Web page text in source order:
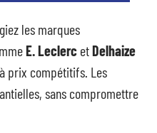
les marques
E. Leclerc etDelhaize
prix compétitifs. Les
sans compromettre